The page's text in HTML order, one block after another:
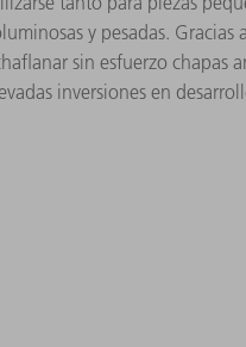
y pesadas. Gracias
sin esfuerzo chapas
inversiones en